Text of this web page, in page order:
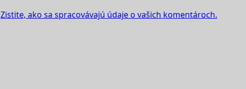
Zistite, ako sa spracovávajú údaje o vašich komentároch.